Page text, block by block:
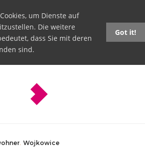
um Dienste auf
Die weitere
dass Sie mit deren
sind.
Got it!
, Wojkowice